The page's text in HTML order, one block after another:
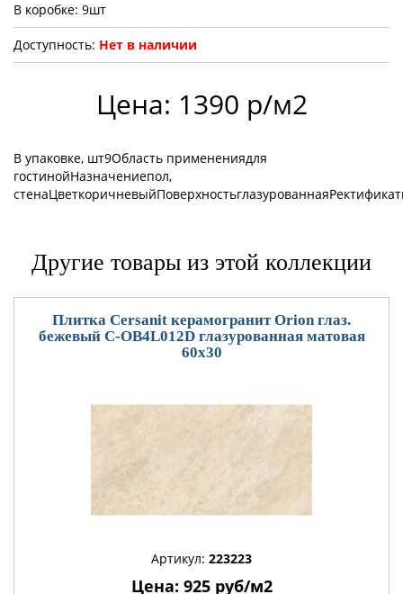
В коробке: 9шт
Доступность: Нет в наличии
Цена: 1390 р/м2
В упаковке, шт9Область применениядля
гостинойНазначениепол,
Другие товары из этой коллекции
Плитка Cersanit керамогранит Orion глаз.
бежевый C-OB4L012D глазурованная матовая
60x30
Артикул: 223223
Цена: 925 руб/м2